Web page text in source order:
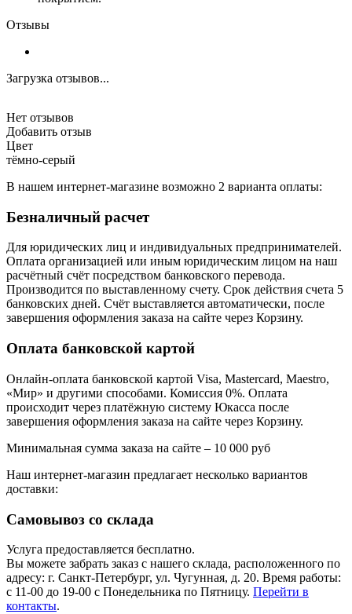
Отзывы
Загрузка отзывов...
Нет отзывов
Добавить отзыв
Цвет
тёмно-серый
В нашем интернет-магазине возможно 2 варианта оплаты:
Безналичный расчет
Для юридических лиц и индивидуальных предпринимателей.
Оплата организацией или иным юридическим лицом на наш
расчётный счёт посредством банковского перевода.
Производится по выставленному счету. Срок действия счета 5
банковских дней. Счёт выставляется автоматически, после
завершения оформления заказа на сайте через Корзину.
Оплата банковской картой
Онлайн-оплата банковской картой Visa, Mastercard, Maestro,
«Мир» и другими способами. Комиссия 0%. Оплата
происходит через платёжную систему Юкасса после
завершения оформления заказа на сайте через Корзину.
Минимальная сумма заказа на сайте – 10 000 руб
Наш интернет-магазин предлагает несколько вариантов
доставки:
Самовывоз со склада
Услуга предоставляется бесплатно.
Вы можете забрать заказ с нашего склада, расположенного по
адресу: г. Санкт-Петербург, ул. Чугунная, д. 20. Время работы:
с 11-00 до 19-00 с Понедельника по Пятницу. Перейти в
контакты.